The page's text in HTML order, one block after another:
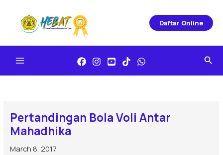
Content
Daftar Online
Pertandingan Bola Voli Antar
Mahadhika
March 8, 2017